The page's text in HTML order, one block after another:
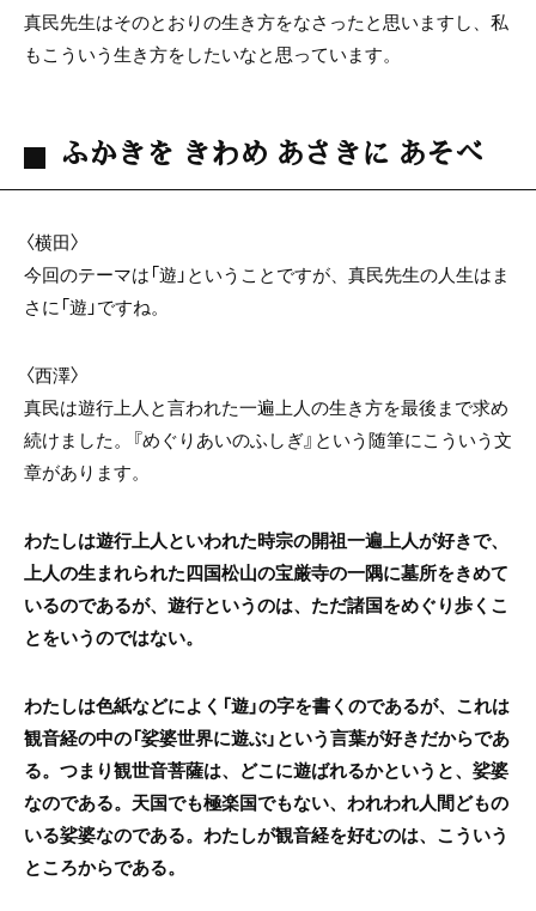
真民先生はそのとおりの生き方をなさったと思いますし、私
もこういう生き方をしたいなと思っています。
ふかきを きわめ あさきに あそべ
〈横田〉
今回のテーマは「遊」ということですが、真民先生の人生はま
さに「遊」ですね。
〈西澤〉
真民は遊行上人と言われた一遍上人の生き方を最後まで求め
続けました。『めぐりあいのふしぎ』という随筆にこういう文
章があります。
わたしは遊行上人といわれた時宗の開祖一遍上人が好きで、
上人の生まれられた四国松山の宝厳寺の一隅に墓所をきめて
いるのであるが、遊行というのは、ただ諸国をめぐり歩くこ
とをいうのではない。
わたしは色紙などによく「遊」の字を書くのであるが、これは
観音経の中の「娑婆世界に遊ぶ」という言葉が好きだからであ
る。つまり観世音菩薩は、どこに遊ばれるかというと、娑婆
なのである。天国でも極楽国でもない、われわれ人間どもの
いる娑婆なのである。わたしが観音経を好むのは、こういう
ところからである。